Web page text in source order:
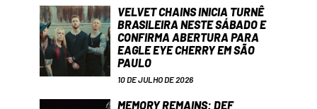
VELVET CHAINS INICIA TURNÊ
BRASILEIRA NESTE SÁBADO E
CONFIRMA ABERTURA PARA
EAGLE EYE CHERRY EM SÃO
PAULO
10 DE JULHO DE 2026
MEMORY REMAINS: DEF